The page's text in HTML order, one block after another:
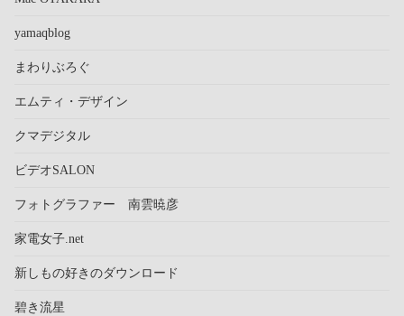
yamaqblog
まわりぶろぐ
エムティ・デザイン
クマデジタル
ビデオSALON
フォトグラファー 南雲暁彦
家電女子.net
新しもの好きのダウンロード
碧き流星